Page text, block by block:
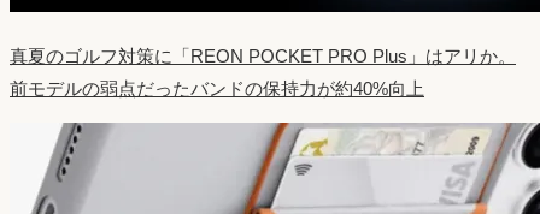
真夏のゴルフ対策に「REON POCKET PRO Plus」はアリか。
前モデルの弱点だったバンドの保持力が約40%向上